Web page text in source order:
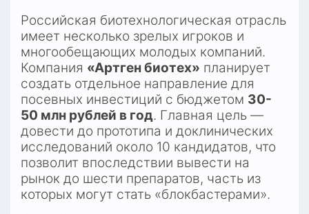
Российская биотехнологическая отрасль
имеет несколько зрелых игроков и
многообещающих молодых компаний.
Компания «Артген биотех» планирует
создать отдельное направление для
посевных инвестиций с бюджетом 30-
50 млн рублей в год. Главная цель —
довести до прототипа и доклинических
исследований около 10 кандидатов, что
позволит впоследствии вывести на
рынок до шести препаратов, часть из
которых могут стать «блокбастерами».​